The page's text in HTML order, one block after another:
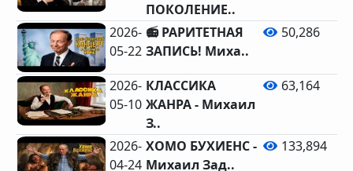
ПОКОЛЕНИЕ..
2026-
05-22
📻 РАРИТЕТНАЯ
ЗАПИСЬ! Миха..
50,286
2026-
05-10
КЛАССИКА
ЖАНРА - Михаил
З..
63,164
2026-
04-24
ХОМО БУХИЕНС -
Михаил Зад..
133,894